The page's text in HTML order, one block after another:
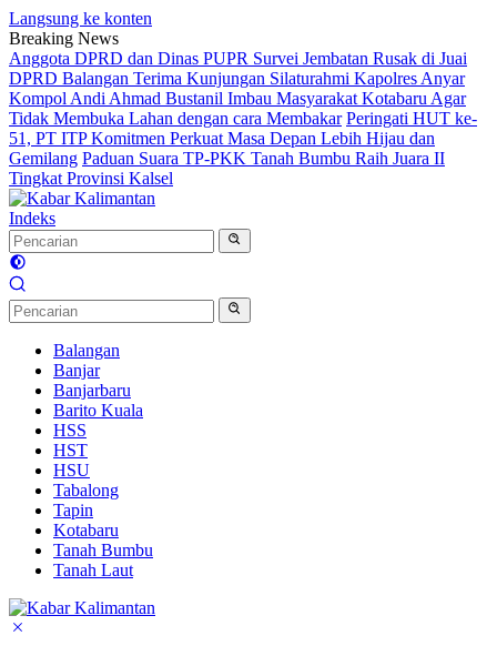
Langsung ke konten
Breaking News
Anggota DPRD dan Dinas PUPR Survei Jembatan Rusak di Juai
DPRD Balangan Terima Kunjungan Silaturahmi Kapolres Anyar
Kompol Andi Ahmad Bustanil Imbau Masyarakat Kotabaru Agar
Tidak Membuka Lahan dengan cara Membakar Peringati HUT ke-
51, PT ITP Komitmen Perkuat Masa Depan Lebih Hijau dan
Gemilang Paduan Suara TP-PKK Tanah Bumbu Raih Juara II
Tingkat Provinsi Kalsel
Indeks
Balangan
Banjar
Banjarbaru
Barito Kuala
HSS
HST
HSU
Tabalong
Tapin
Kotabaru
Tanah Bumbu
Tanah Laut